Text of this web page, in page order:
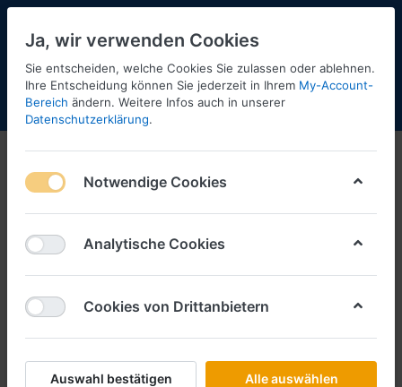
Menü Anmelden Shopaktualisierung
2023
1-12 von 15
Filtern Sortieren
SCHLÜTER SORTIMENT
Art.-Nr. 5194
Ja, wir verwenden Cookies
Sie entscheiden, welche Cookies Sie zulassen oder ablehnen.
Ihre Entscheidung können Sie jederzeit in Ihrem My-Account-
Bereich ändern. Weitere Infos auch in unserer
Datenschutzerklärung.
Notwendige Cookies
Analytische Cookies
Cookies von Drittanbietern
Auswahl bestätigen Alle auswählen